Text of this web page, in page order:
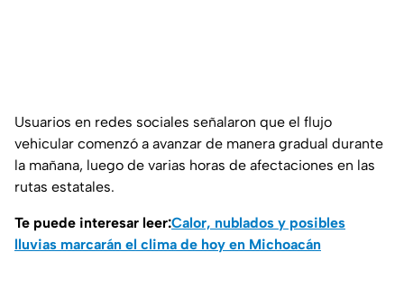
Usuarios en redes sociales señalaron que el flujo
vehicular comenzó a avanzar de manera gradual durante
la mañana, luego de varias horas de afectaciones en las
rutas estatales.
Te puede interesar leer:Calor, nublados y posibles
lluvias marcarán el clima de hoy en Michoacán